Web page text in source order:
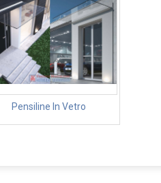
Pensiline In Vetro